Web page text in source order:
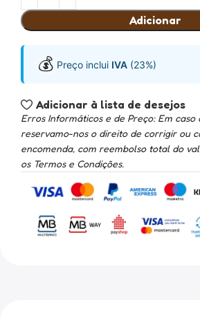
Adicionar
💰 Preço inclui IVA (23%)
Adicionar à lista de desejos
Erros Informáticos e de Preço: Em
reservamo-nos o direito de corrigir ou
encomenda, com reembolso total do
os Termos e Condições.